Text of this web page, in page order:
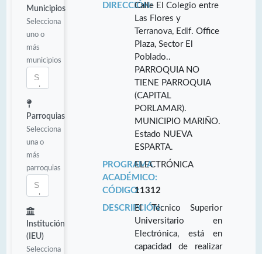
Municipios
Selecciona
uno o
más
municipios
Parroquias
Selecciona
una o
más
parroquias
Institución
(IEU)
Selecciona
DIRECCIÓN:Calle El Colegio entre
Las Flores y
Terranova, Edif. Office
Plaza, Sector El
Poblado..
PARROQUIA NO
TIENE PARROQUIA
(CAPITAL
PORLAMAR).
MUNICIPIO MARIÑO.
Estado NUEVA
ESPARTA.
PROGRAMA
ACADÉMICO:
ELECTRÓNICA
CÓDIGO:11312
DESCRIPCIÓN:El Técnico Superior
Universitario en
Electrónica, está en
capacidad de realizar